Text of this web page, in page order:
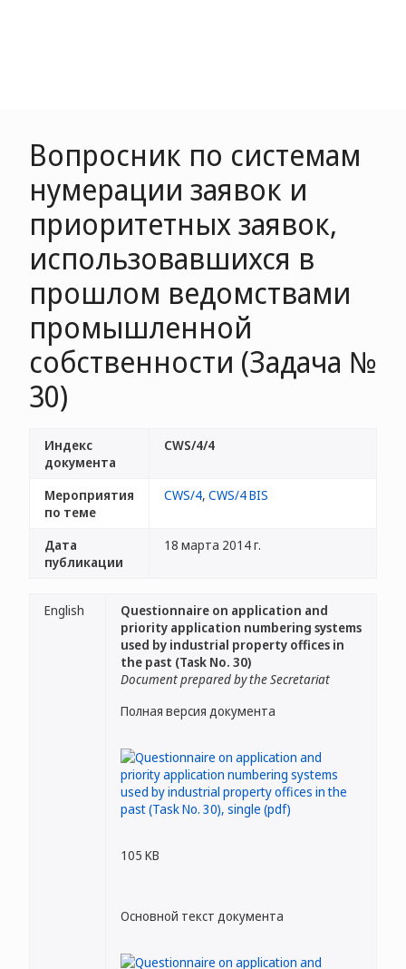
Вопросник по системам
нумерации заявок и
приоритетных заявок,
использовавшихся в
прошлом ведомствами
промышленной
собственности (Задача №
30)
Индекс
документа
CWS/4/4
Мероприятия
по теме
CWS/4, CWS/4 BIS
Дата
публикации
18 марта 2014 г.
English
Questionnaire on application and
priority application numbering systems
used by industrial property offices in
the past (Task No. 30)
Document prepared by the Secretariat
Полная версия документа
105 KB
Основной текст документа